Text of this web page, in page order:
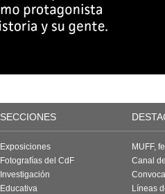
SECCIONES
Exposiciones
Fotografías del CdF
Investigación
Educativa
MUFF,
Canal
Líneas